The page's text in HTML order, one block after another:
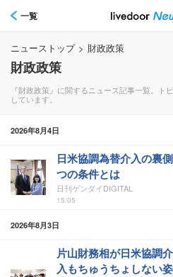
一覧
ニューストップ > 財政政策
財政政策
『財政政策』に関するニュース記事一覧。ト
しています。
2026年8月4日
日米協調為替介入の裏
つの条件とは
日刊ゲンダイDIGITAL
15:05
2026年8月3日
片山財務相が日米協調
入もちゅうちょしない